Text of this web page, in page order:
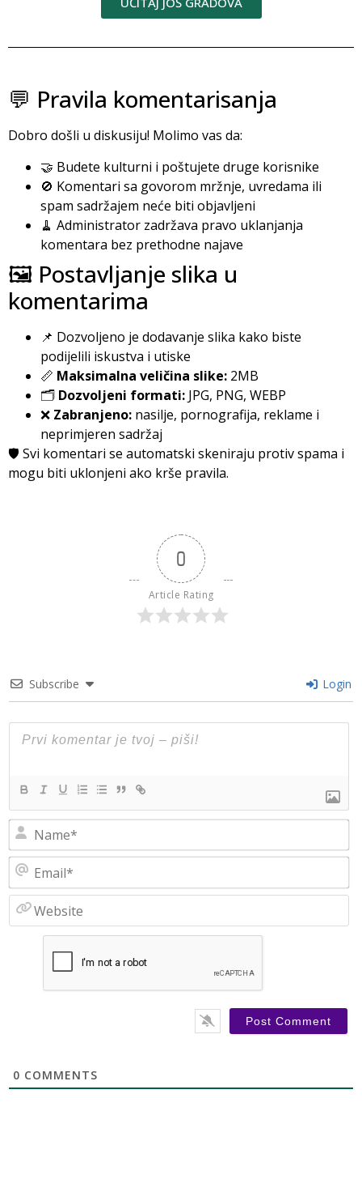
💬 Pravila komentarisanja
Dobro došli u diskusiju! Molimo vas da:
🤝 Budete kulturni i poštujete druge korisnike
🚫 Komentari sa govorom mržnje, uvredama ili
spam sadržajem neće biti objavljeni
🧹 Administrator zadržava pravo uklanjanja
komentara bez prethodne najave
🖼️ Postavljanje slika u
komentarima
📌 Dozvoljeno je dodavanje slika kako biste
podijelili iskustva i utiske
📏 Maksimalna veličina slike: 2MB
🗂️ Dozvoljeni formati: JPG, PNG, WEBP
❌ Zabranjeno: nasilje, pornografija, reklame i
neprimjeren sadržaj
🛡️ Svi komentari se automatski skeniraju protiv spama i
mogu biti uklonjeni ako krše pravila.
0
Article Rating
Subscribe Login
0 COMMENTS